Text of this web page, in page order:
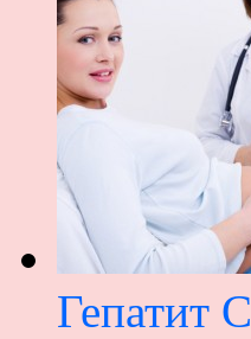
Гепатит